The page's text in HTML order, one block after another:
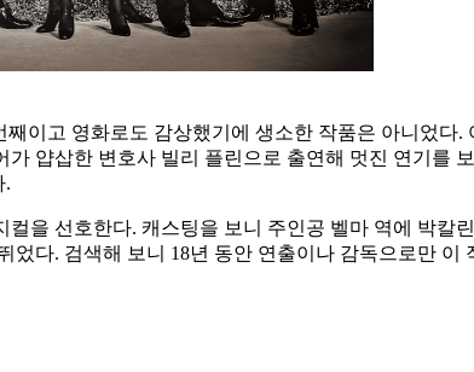
이고 영화로도 감상했기에 생소한 작품은 아니었다
얍삽한 변호사 빌리 플린으로 출연해 멋진 연기를
.
을 선호한다. 캐스팅을 보니 주인공 벨마 역에 박칼
다. 검색해 보니 18년 동안 연출이나 감독으로만 이